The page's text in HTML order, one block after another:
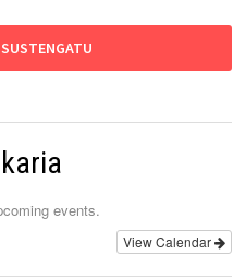
events.
View Calendar